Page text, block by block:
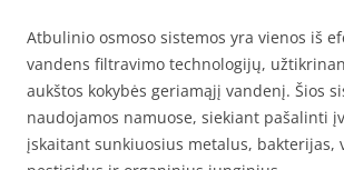
Atbulinio osmoso sistemos yra vienos iš
vandens filtravimo technologijų,
aukštos kokybės geriamąjį vandenį. Šios
naudojamos namuose, siekiant pašalinti
įskaitant sunkiuosius metalus, bakterijas,